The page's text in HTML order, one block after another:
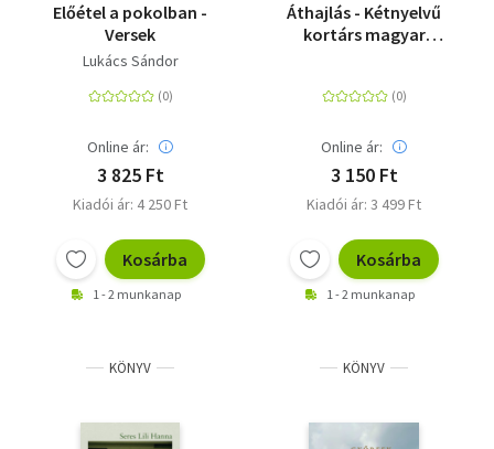
Előétel a pokolban -
Versek
Lukács Sándor
Online ár:
3 825 Ft
Kiadói ár: 4 250 Ft
Kosárba
1 - 2 munkanap
Áthajlás - Kétnyelvű
kortárs magyar
Online ár:
3 150 Ft
Kiadói ár: 3 499 Ft
Kosárba
1 - 2 munkanap
KÖNYV KÖNYV